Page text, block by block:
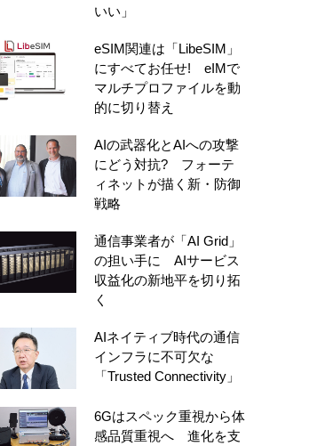
いい」
eSIM関連は「LibeSIM」
にすべてお任せ! eIMで
マルチプロファイルを動
的に切り替え
AIの武器化とAIへの攻撃
にどう対抗? フォーテ
ィネットが描く新・防御
戦略
通信事業者が「AI Grid」
の担い手に AIサービス
収益化の新地平を切り拓
く
AIネイティブ時代の通信
インフラに不可欠な
「Trusted Connectivity」
6Gはスペック重視から体
感品質重視へ 進化を支